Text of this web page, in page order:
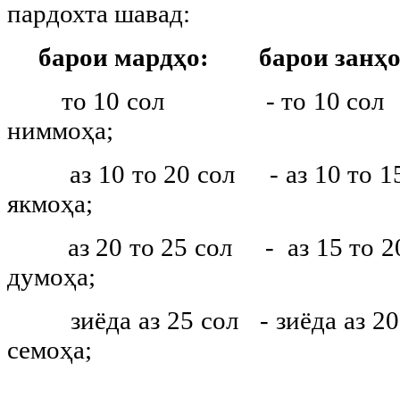
пардохта шавад:
барои мардҳо: барои
то 10 сол - то 10 сол
ниммоҳа;
аз 10 то 20 сол - аз 10 то 15
якмоҳа;
аз 20 то 25 сол - аз 15 то 20
думоҳа;
зиёда аз 25 сол - зиёда аз
семоҳа;